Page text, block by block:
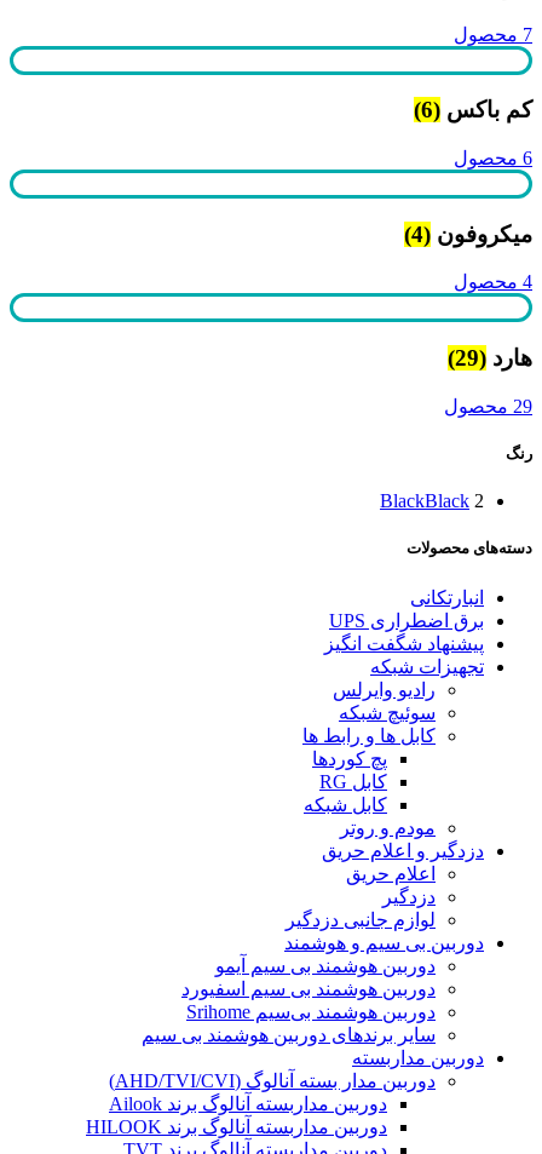
7 محصول
کم باکس (6)
6 محصول
میکروفون (4)
4 محصول
هارد (29)
29 محصول
رنگ
BlackBlack 2
دسته‌های محصولات
انبارتکانی
برق اضطراری UPS
پیشنهاد شگفت انگیز
تجهیزات شبکه
رادیو وایرلس
سوئیچ شبکه
کابل ها و رابط ها
پچ کوردها
کابل RG
کابل شبکه
مودم و روتر
دزدگیر و اعلام حریق
اعلام حریق
دزدگیر
لوازم جانبی دزدگیر
دوربین بی سیم و هوشمند
دوربین هوشمند بی سیم آیمو
دوربین هوشمند بی سیم اسفیورد
دوربین هوشمند بی‌سیم Srihome
سایر برندهای دوربین هوشمند بی سیم
دوربین مداربسته
دوربین مدار بسته آنالوگ (AHD/TVI/CVI)
دوربین مداربسته آنالوگ برند Ailook
دوربین مداربسته آنالوگ برند HILOOK
دوربین مداربسته آنالوگ برند TVT